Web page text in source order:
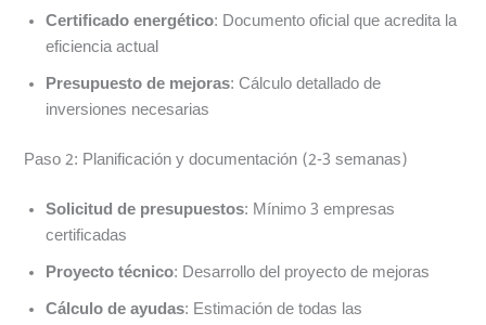
Certificado energético: Documento oficial que acredita la
eficiencia actual
Presupuesto de mejoras: Cálculo detallado de
inversiones necesarias
Paso 2: Planificación y documentación (2-3 semanas)
Solicitud de presupuestos: Mínimo 3 empresas
certificadas
Proyecto técnico: Desarrollo del proyecto de mejoras
Cálculo de ayudas: Estimación de todas las